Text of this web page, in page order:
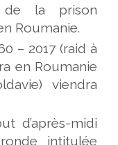
de la prison
Roumanie.
– 2017 (raid à
en Roumanie
viendra
d’après-midi
intitulée